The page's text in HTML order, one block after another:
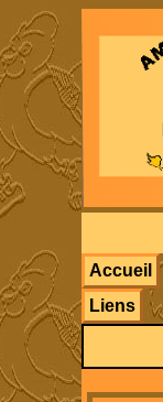
Accueil
Liens